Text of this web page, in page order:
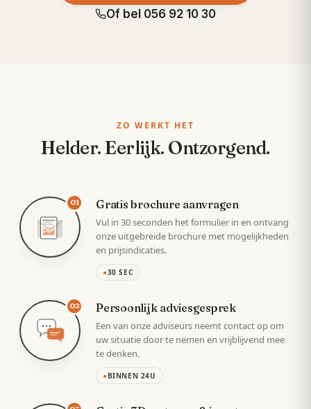
Of bel 056 92 10 30
ZO WERKT HET
Helder. Eerlijk. Ontzorgend.
01 Gratis brochure aanvragen
Vul in 30 seconden het formulier in en ontvang
onze uitgebreide brochure met mogelijkheden
en prijsindicaties.
●30 SEC
02 Persoonlijk adviesgesprek
Een van onze adviseurs neemt contact op om
uw situatie door te nemen en vrijblijvend mee
te denken.
● BINNEN 24U